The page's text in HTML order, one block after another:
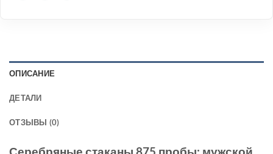
ОПИСАНИЕ
ДЕТАЛИ
ОТЗЫВЫ (0)